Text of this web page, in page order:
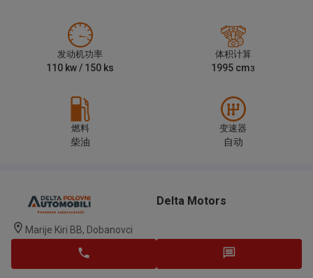
发动机功率
110 kw / 150 ks
体积计算
1995 cm3
燃料
柴油
变速器
自动
Delta Motors
Marije Kiri BB, Dobanovci